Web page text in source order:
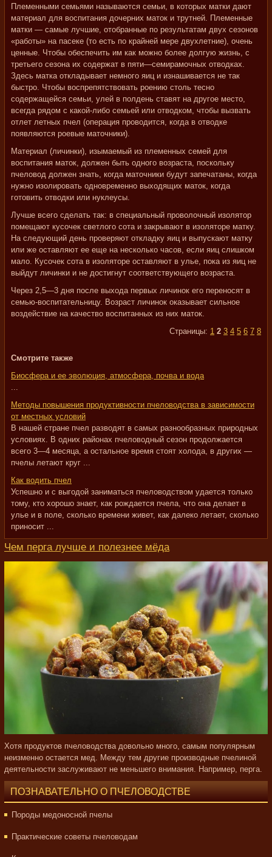
Племенными семьями называются семьи, в которых матки дают
материал для воспитания дочерних маток и трутней. Племенные
матки — самые лучшие, отобранные по результатам двух сезонов
«работы» на пасеке (то есть по крайней мере двухлетние), очень
ценные. Чтобы обеспечить им как можно более долгую жизнь, с
третьего сезона их содержат в пяти—семирамочных отводках.
Здесь матка откладывает немного яиц и изнашивается не так
быстро. Чтобы воспрепятствовать роению столь тесно
содержащейся семьи, улей в полдень ставят на другое место,
всегда рядом с какой-либо семьей или отводком, чтобы вызвать
отлет летных пчел (операция проводится, когда в отводке
появляются роевые маточники).
Материал (личинки), изымаемый из племенных семей для
воспитания маток, должен быть одного возраста, поскольку
пчеловод должен знать, когда маточники будут запечатаны, когда
нужно изолировать одновременно выходящих маток, когда
готовить отводки или нуклеусы.
Лучше всего сделать так: в специальный проволочный изолятор
помещают кусочек светлого сота и закрывают в изоляторе матку.
На следующий день проверяют откладку яиц и выпускают матку
или же оставляют ее еще на несколько часов, если яиц слишком
мало. Кусочек сота в изоляторе оставляют в улье, пока из яиц не
выйдут личинки и не достигнут соответствующего возраста.
Через 2,5—3 дня после выхода первых личинок его переносят в
семью-воспитательницу. Возраст личинок оказывает сильное
воздействие на качество воспитанных из них маток.
Страницы: 1 2 3 4 5 6 7 8
Смотрите также
Биосфера и ее эволюция, атмосфера, почва и вода
...
Методы повышения продуктивности пчеловодства в зависимости
от местных условий
В нашей стране пчел разводят в самых разнообразных природных
условиях. В одних районах пчеловодный сезон продолжается
всего 3—4 месяца, а остальное время стоят холода, в других —
пчелы летают круг ...
Как водить пчел
Успешно и с выгодой заниматься пчеловодством удается только
тому, кто хорошо знает, как рождается пчела, что она делает в
улье и в поле, сколько времени живет, как далеко летает, сколько
приносит ...
Чем перга лучше и полезнее мёда
Хотя продуктов пчеловодства довольно много, самым популярным
неизменно остается мед. Между тем другие производные пчелиной
деятельности заслуживают не меньшего внимания. Например, перга.
ПОЗНАВАТЕЛЬНО О ПЧЕЛОВОДСТВЕ
Породы медоносной пчелы
Практические советы пчеловодам